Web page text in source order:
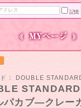
記憶
： DOUBLE
パカブ―クレー